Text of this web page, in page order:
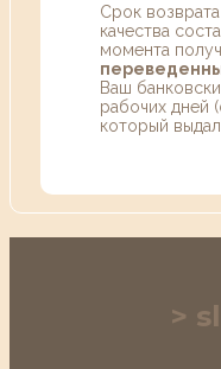
Срок
качества
момента
Ваш
рабочих дней
который